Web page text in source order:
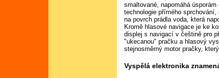
smaltované, napomáhá
technologie přímého
na povrch prádla voda, která
Kromě hlasové navigace je ke
displej s navigací v češtině pro
"ukecanou" pračku a hlasový
stejnosměrný motor pračky,
Vyspělá elektronika